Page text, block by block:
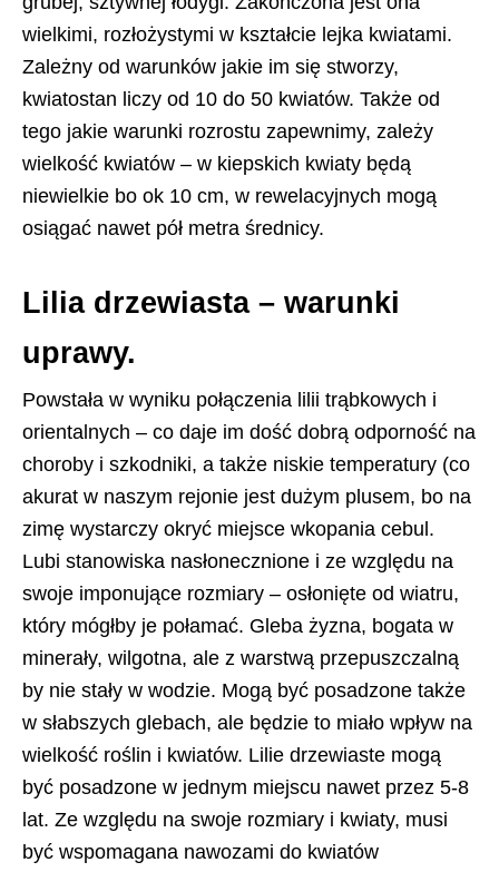
wielkimi, rozłożystymi w kształcie lejka kwiatami.
Zależny od warunków jakie im się stworzy,
kwiatostan liczy od 10 do 50 kwiatów. Także od
tego jakie warunki rozrostu zapewnimy, zależy
wielkość kwiatów – w kiepskich kwiaty będą
niewielkie bo ok 10 cm, w rewelacyjnych mogą
osiągać nawet pół metra średnicy.
Lilia drzewiasta – warunki
uprawy.
Powstała w wyniku połączenia lilii trąbkowych i
orientalnych – co daje im dość dobrą odporność na
choroby i szkodniki, a także niskie temperatury (co
akurat w naszym rejonie jest dużym plusem, bo na
zimę wystarczy okryć miejsce wkopania cebul.
Lubi stanowiska nasłonecznione i ze względu na
swoje imponujące rozmiary – osłonięte od wiatru,
który mógłby je połamać. Gleba żyzna, bogata w
minerały, wilgotna, ale z warstwą przepuszczalną
by nie stały w wodzie. Mogą być posadzone także
w słabszych glebach, ale będzie to miało wpływ na
wielkość roślin i kwiatów. Lilie drzewiaste mogą
być posadzone w jednym miejscu nawet przez 5-8
lat. Ze względu na swoje rozmiary i kwiaty, musi
być wspomagana nawozami do kwiatów